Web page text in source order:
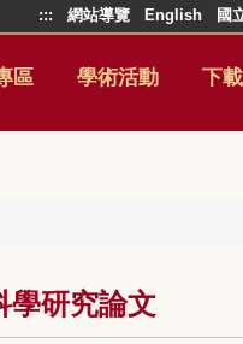
::: 網站導覽 English 國
區 學術活動 下
學研究論文